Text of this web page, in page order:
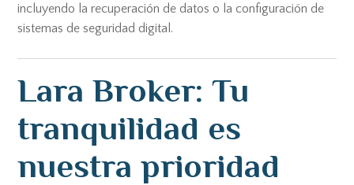
incluyendo la recuperación de datos o la configuración de
sistemas de seguridad digital.
Lara Broker: Tu
tranquilidad es
nuestra prioridad